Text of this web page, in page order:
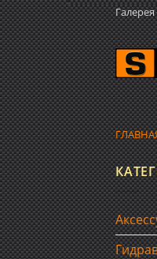
Skip
to
content
Галерея